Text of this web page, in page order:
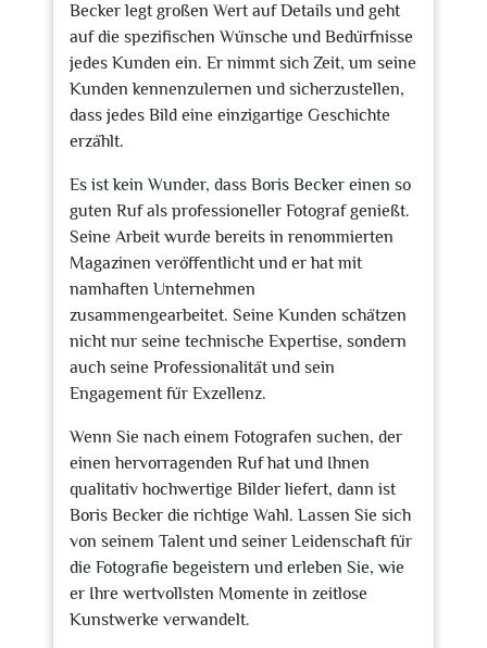
Becker legt großen Wert auf Details und geht
auf die spezifischen Wünsche und Bedürfnisse
jedes Kunden ein. Er nimmt sich Zeit, um seine
Kunden kennenzulernen und sicherzustellen,
dass jedes Bild eine einzigartige Geschichte
erzählt.
Es ist kein Wunder, dass Boris Becker einen so
guten Ruf als professioneller Fotograf genießt.
Seine Arbeit wurde bereits in renommierten
Magazinen veröffentlicht und er hat mit
namhaften Unternehmen
zusammengearbeitet. Seine Kunden schätzen
nicht nur seine technische Expertise, sondern
auch seine Professionalität und sein
Engagement für Exzellenz.
Wenn Sie nach einem Fotografen suchen, der
einen hervorragenden Ruf hat und Ihnen
qualitativ hochwertige Bilder liefert, dann ist
Boris Becker die richtige Wahl. Lassen Sie sich
von seinem Talent und seiner Leidenschaft für
die Fotografie begeistern und erleben Sie, wie
er Ihre wertvollsten Momente in zeitlose
Kunstwerke verwandelt.